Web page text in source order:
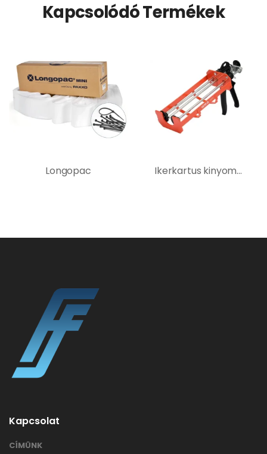
Kapcsolódó Termékek
Longopac Ikerkartus kinyomó pisztoly
Kapcsolat
CÍMÜNK